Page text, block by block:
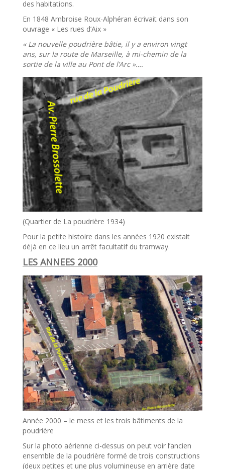
des habitations.
En 1848 Ambroise Roux-Alphéran écrivait dans son
ouvrage « Les rues d’Aix »
« La nouvelle poudrière bâtie, il y a environ vingt
ans, sur la route de Marseille, à mi-chemin de la
sortie de la ville au Pont de l’Arc »….
(Quartier de La poudrière 1934)
Pour la petite histoire dans les années 1920 existait
déjà en ce lieu un arrêt facultatif du tramway.
LES ANNEES 2000
Année 2000 – le mess et les trois bâtiments de la
poudrière
Sur la photo aérienne ci-dessus on peut voir l’ancien
ensemble de la poudrière formé de trois constructions
(deux petites et une plus volumineuse en arrière date